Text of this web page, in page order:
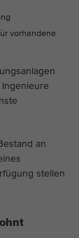
vorhandene
an
stellen
Falle
ID. So
ihm
Cookie
Tracking
der
von
die